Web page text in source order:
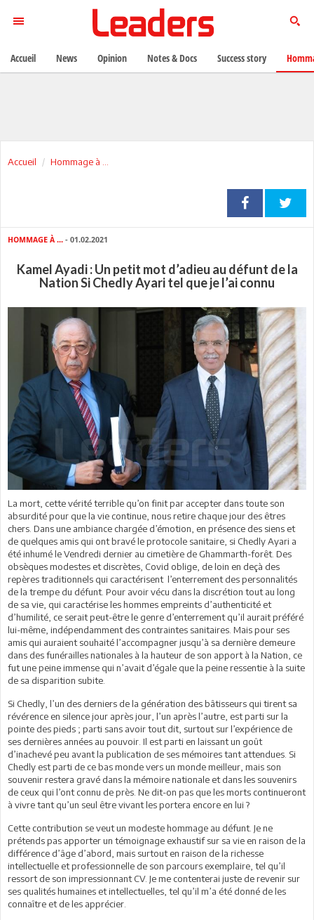
Accueil Hommage à ...
HOMMAGE À ... - 01.02.2021
Kamel Ayadi : Un petit mot d’adieu au défunt de la
Nation Si Chedly Ayari tel que je l’ai connu
La mort, cette vérité terrible qu’on finit par accepter dans toute son
absurdité pour que la vie continue, nous retire chaque jour des êtres
chers. Dans une ambiance chargée d’émotion, en présence des siens et
de quelques amis qui ont bravé le protocole sanitaire, si Chedly Ayari a
été inhumé le Vendredi dernier au cimetière de Ghammarth-forêt. Des
obsèques modestes et discrètes, Covid oblige, de loin en deçà des
repères traditionnels qui caractérisent l’enterrement des personnalités
de la trempe du défunt. Pour avoir vécu dans la discrétion tout au long
de sa vie, qui caractérise les hommes empreints d’authenticité et
d’humilité, ce serait peut-être le genre d’enterrement qu’il aurait préféré
lui-même, indépendamment des contraintes sanitaires. Mais pour ses
amis qui auraient souhaité l’accompagner jusqu’à sa dernière demeure
dans des funérailles nationales à la hauteur de son apport à la Nation, ce
fut une peine immense qui n’avait d’égale que la peine ressentie à la suite
de sa disparition subite.
Si Chedly, l’un des derniers de la génération des bâtisseurs qui tirent sa
révérence en silence jour après jour, l’un après l’autre, est parti sur la
pointe des pieds ; parti sans avoir tout dit, surtout sur l’expérience de
ses dernières années au pouvoir. Il est parti en laissant un goût
d’inachevé peu avant la publication de ses mémoires tant attendues. Si
Chedly est parti de ce bas monde vers un monde meilleur, mais son
souvenir restera gravé dans la mémoire nationale et dans les souvenirs
de ceux qui l’ont connu de près. Ne dit-on pas que les morts continueront
à vivre tant qu’un seul être vivant les portera encore en lui ?
Cette contribution se veut un modeste hommage au défunt. Je ne
prétends pas apporter un témoignage exhaustif sur sa vie en raison de la
différence d’âge d’abord, mais surtout en raison de la richesse
intellectuelle et professionnelle de son parcours exemplaire, tel qu’il
ressort de son impressionnant CV. Je me contenterai juste de revenir sur
ses qualités humaines et intellectuelles, tel qu’il m’a été donné de les
connaître et de les apprécier.
Accueil News Opinion Notes & Docs Success story